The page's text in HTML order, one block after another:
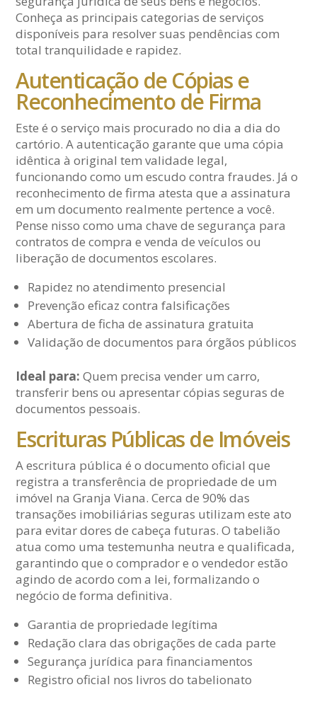
Conheça as principais categorias de serviços
disponíveis para resolver suas pendências com
total tranquilidade e rapidez.
Autenticação de Cópias e
Reconhecimento de Firma
Este é o serviço mais procurado no dia a dia do
cartório. A autenticação garante que uma cópia
idêntica à original tem validade legal,
funcionando como um escudo contra fraudes. Já o
reconhecimento de firma atesta que a assinatura
em um documento realmente pertence a você.
Pense nisso como uma chave de segurança para
contratos de compra e venda de veículos ou
liberação de documentos escolares.
Rapidez no atendimento presencial
Prevenção eficaz contra falsificações
Abertura de ficha de assinatura gratuita
Validação de documentos para órgãos públicos
Ideal para: Quem precisa vender um carro,
transferir bens ou apresentar cópias seguras de
documentos pessoais.
Escrituras Públicas de Imóveis
A escritura pública é o documento oficial que
registra a transferência de propriedade de um
imóvel na Granja Viana. Cerca de 90% das
transações imobiliárias seguras utilizam este ato
para evitar dores de cabeça futuras. O tabelião
atua como uma testemunha neutra e qualificada,
garantindo que o comprador e o vendedor estão
agindo de acordo com a lei, formalizando o
negócio de forma definitiva.
Garantia de propriedade legítima
Redação clara das obrigações de cada parte
Segurança jurídica para financiamentos
Registro oficial nos livros do tabelionato